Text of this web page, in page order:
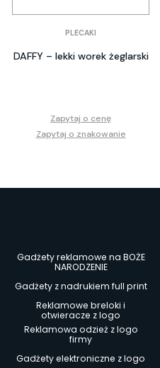
PLECAKI
DAFFY – lekki worek żeglarski
Zapytaj o cenę
Zapytaj o znakowanie
Gadżety reklamowe na BOŻE
NARODZENIE
Gadżety z nadrukiem full print
Reklamowe breloki i
otwieracze z logo
Reklamowa odzież z logo
firmy
Gadżety elektroniczne z logo